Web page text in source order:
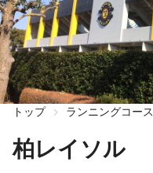
トップ ランニングコース
柏レイソル